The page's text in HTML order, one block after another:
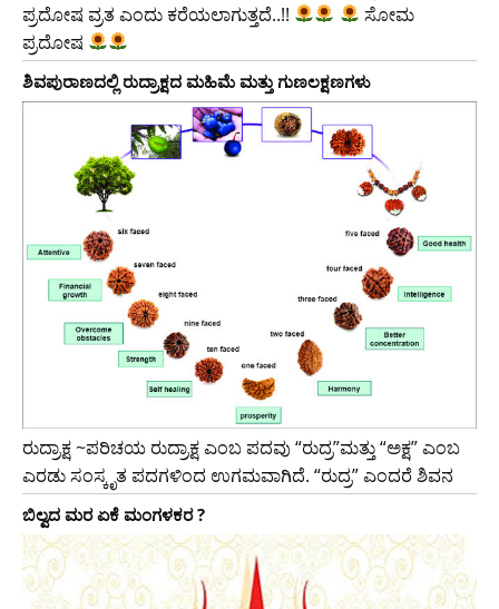
ಪ್ರದೋಷ ವ್ರತ ಎಂದು ಕರೆಯಲಾಗುತ್ತದೆ..!!
ಸೋಮ
ಪ್ರದೋಷ
ಶಿವಪುರಾಣದಲ್ಲಿ ರುದ್ರಾಕ್ಷದ ಮಹಿಮೆ ಮತ್ತು ಗುಣಲಕ್ಷಣಗಳು
ರುದ್ರಾಕ್ಷ ~ಪರಿಚಯ ರುದ್ರಾಕ್ಷ ಎಂಬ ಪದವು “ರುದ್ರ”ಮತ್ತು “ಅಕ್ಷ” ಎಂಬ
ಎರಡು ಸಂಸ್ಕೃತ ಪದಗಳಿಂದ ಉಗಮವಾಗಿದೆ. “ರುದ್ರ” ಎಂದರೆ ಶಿವನ
ಬಿಲ್ವದ ಮರ ಏಕೆ ಮಂಗಳಕರ ?